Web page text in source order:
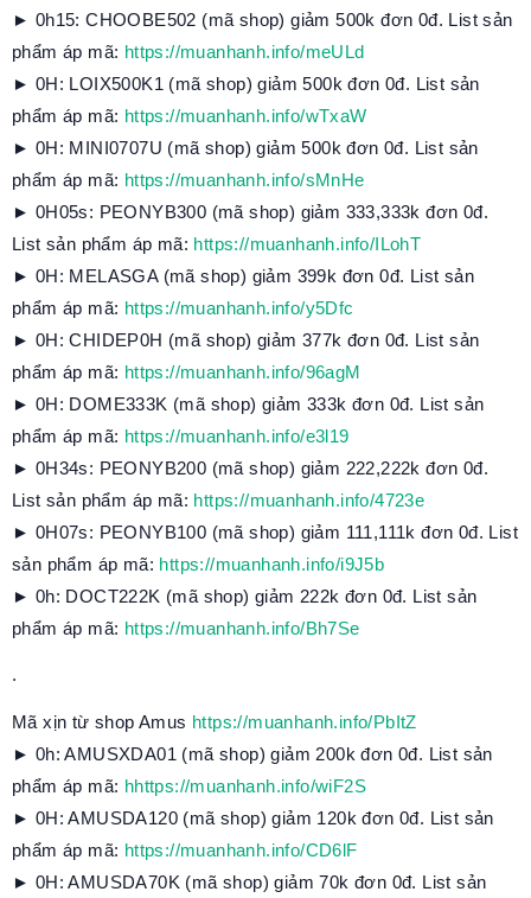
► 0h15: CHOOBE502 (mã shop) giảm 500k đơn 0đ. List sản
phẩm áp mã: https://muanhanh.info/meULd
► 0H: LOIX500K1 (mã shop) giảm 500k đơn 0đ. List sản
phẩm áp mã: https://muanhanh.info/wTxaW
► 0H: MINI0707U (mã shop) giảm 500k đơn 0đ. List sản
phẩm áp mã: https://muanhanh.info/sMnHe
► 0H05s: PEONYB300 (mã shop) giảm 333,333k đơn 0đ.
List sản phẩm áp mã: https://muanhanh.info/ILohT
► 0H: MELASGA (mã shop) giảm 399k đơn 0đ. List sản
phẩm áp mã: https://muanhanh.info/y5Dfc
► 0H: CHIDEP0H (mã shop) giảm 377k đơn 0đ. List sản
phẩm áp mã: https://muanhanh.info/96agM
► 0H: DOME333K (mã shop) giảm 333k đơn 0đ. List sản
phẩm áp mã: https://muanhanh.info/e3l19
► 0H34s: PEONYB200 (mã shop) giảm 222,222k đơn 0đ.
List sản phẩm áp mã: https://muanhanh.info/4723e
► 0H07s: PEONYB100 (mã shop) giảm 111,111k đơn 0đ. List
sản phẩm áp mã: https://muanhanh.info/i9J5b
► 0h: DOCT222K (mã shop) giảm 222k đơn 0đ. List sản
phẩm áp mã: https://muanhanh.info/Bh7Se
.
Mã xịn từ shop Amus https://muanhanh.info/PbItZ
► 0h: AMUSXDA01 (mã shop) giảm 200k đơn 0đ. List sản
phẩm áp mã: hhttps://muanhanh.info/wiF2S
► 0H: AMUSDA120 (mã shop) giảm 120k đơn 0đ. List sản
phẩm áp mã: https://muanhanh.info/CD6lF
► 0H: AMUSDA70K (mã shop) giảm 70k đơn 0đ. List sản